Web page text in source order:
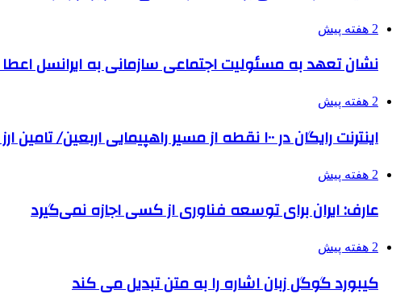
2 هفته پیش
نشان تعهد به مسئولیت اجتماعی سازمانی به ایرانسل
2 هفته پیش
اینترنت رایگان در ۱۰۰ نقطه از مسیر راهپیمایی اربعین/ تامین ارز زائران
2 هفته پیش
عارف: ایران برای توسعه فناوری از کسی اجازه نمی‌گیرد
2 هفته پیش
کیبورد گوگل زبان اشاره را به متن تبدیل می کند